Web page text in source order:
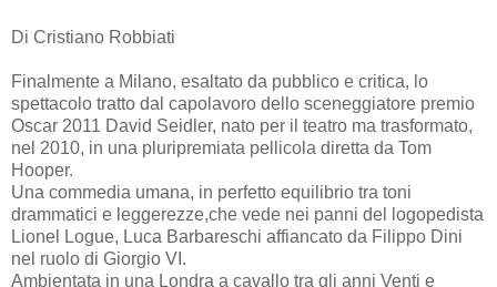
Di Cristiano Robbiati
Finalmente a Milano, esaltato da pubblico e critica, lo
spettacolo tratto dal capolavoro dello sceneggiatore premio
Oscar 2011 David Seidler, nato per il teatro ma trasformato,
nel 2010, in una pluripremiata pellicola diretta da Tom
Hooper.
Una commedia umana, in perfetto equilibrio tra toni
drammatici e leggerezze,che vede nei panni del logopedista
Lionel
Logue, Luca Barbareschi affiancato da Filippo Dini
nel ruolo di Giorgio VI .
Ambientata in una Londra a cavallo tra gli anni Venti e